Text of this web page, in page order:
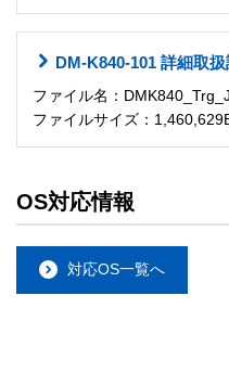
DM-K840-101 詳細取
ファイル名：
ファイルサイズ：
OS対応情報
対応OS一覧へ